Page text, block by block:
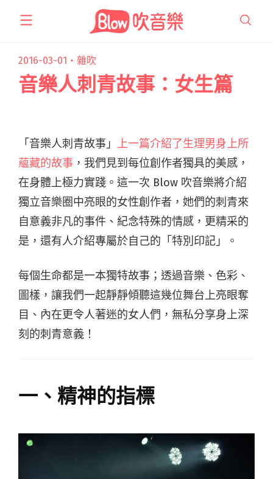
2016-03-01・ 雜吹
音樂人刺青故事：女生篇
「音樂人刺青故事」 上一篇介紹了生理男身上所
蘊藏的故事 ，我們見到每位創作者獨具的美感，
在身體上極力實踐。這一次 Blow 吹音樂將介紹
獨立音樂圈中亮眼的女性創作者，她們的刺青來
自意義非凡的事件、紀念特殊的情感，更精采的
是，還有人介紹專屬於自己的「特別印記」。
每個生命都是一本獨特故事；透過音樂、色彩、
圖樣，讓我們一起靜靜傾聽這幾位舞台上亮眼奪
目、內在更令人著迷的女人們，無私分享身上深
刻的刺青意義！
一、精神的指標